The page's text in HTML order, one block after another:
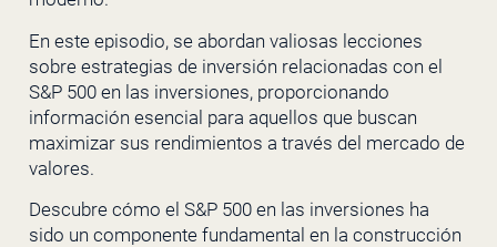
En este episodio, se abordan valiosas lecciones
sobre estrategias de inversión relacionadas con el
S&P 500 en las inversiones, proporcionando
información esencial para aquellos que buscan
maximizar sus rendimientos a través del mercado de
valores.
Descubre cómo el S&P 500 en las inversiones ha
sido un componente fundamental en la construcción